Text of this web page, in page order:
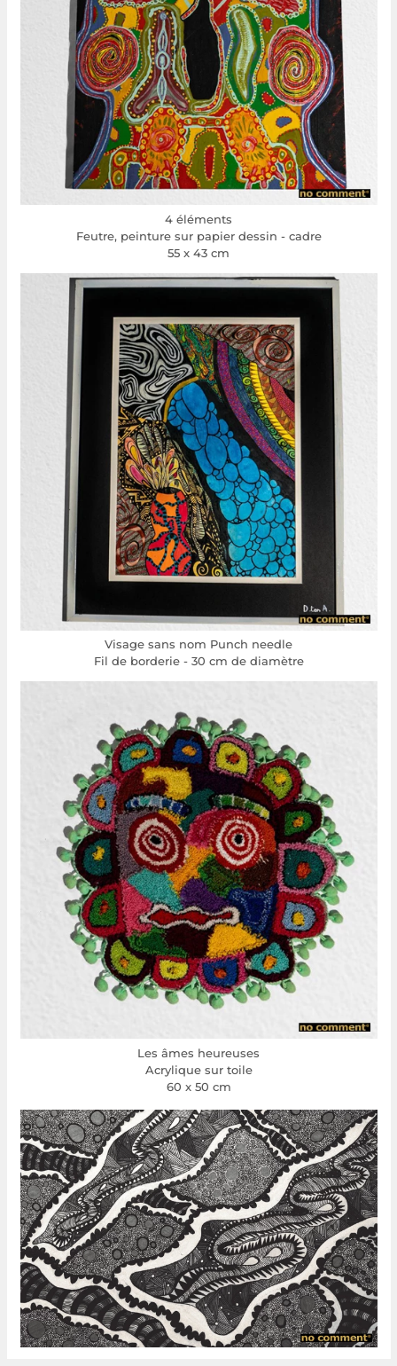
4 éléments
Feutre, peinture sur papier dessin - cadre
55 x 43 cm
Visage sans nom Punch needle
Fil de borderie - 30 cm de diamètre
Les âmes heureuses
Acrylique sur toile
60 x 50 cm